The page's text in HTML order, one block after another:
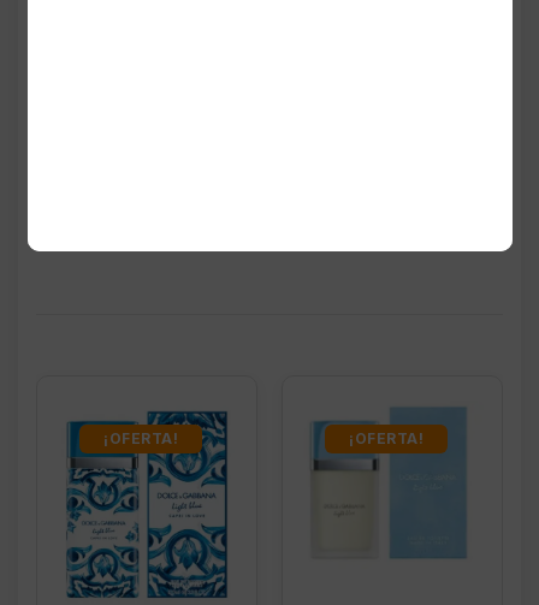
¡OFERTA! ¡OFERTA!